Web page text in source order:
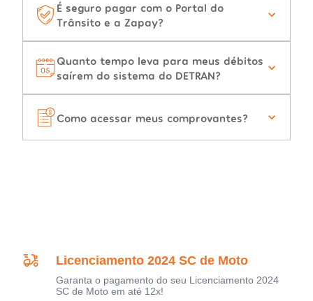
É seguro pagar com o Portal do
Trânsito e a Zapay?
Quanto tempo leva para meus débitos
saírem do sistema do DETRAN?
Como acessar meus comprovantes?
Licenciamento 2024 SC de Moto
Garanta o pagamento do seu Licenciamento 2024
SC de Moto em até 12x!